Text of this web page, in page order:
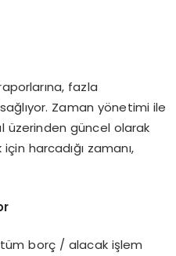
fazla
Zaman yönetimi ile
üzerinden güncel olarak
harcadığı zamanı,
tüm borç / alacak işlem